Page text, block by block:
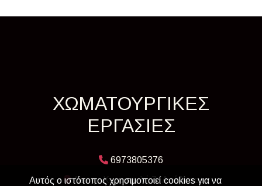
ΧΩΜΑΤΟΥΡΓΙΚΕΣ
ΕΡΓΑΣΙΕΣ
6973805376
Λεωφ. Καραμανλή 7, Ανάβυσσος
Αυτός ο ιστότοπος χρησιμοποιεί cookies για να